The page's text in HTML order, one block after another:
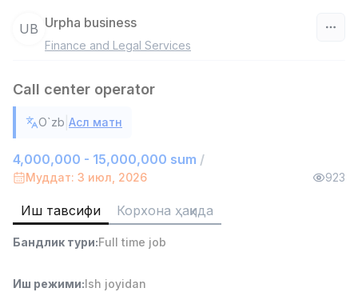
4,280,000 sum /
ASIAN
Full time job
Ish joyidan
6,000,000 - 15,000,000 sum
Full time job
Ish joyidan
UB Urpha business
Finance and Legal Services
Call center operator
O`zb Асл матн
4,000,000 - 15,000,000 sum /
Муддат: 3 июл, 2026 923
Иш тавсифи Корхона ҳақида
Бандлик тури:Full time job
Иш режими: Ish joyidan